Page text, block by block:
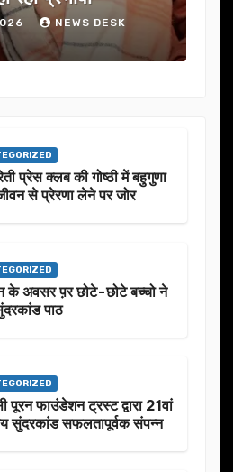
2026 NEWS DESK
प्रेस क्लब की गोष्ठी में बहुगुणा
से प्रेरणा लेने पर जोर
के अवसर प़र छोटे-छोटे बच्चो ने
पाठ
पूरन फाउंडेशन ट्रस्ट द्वारा 21वां
सुंदरकांड सफलतापूर्वक संपन्न